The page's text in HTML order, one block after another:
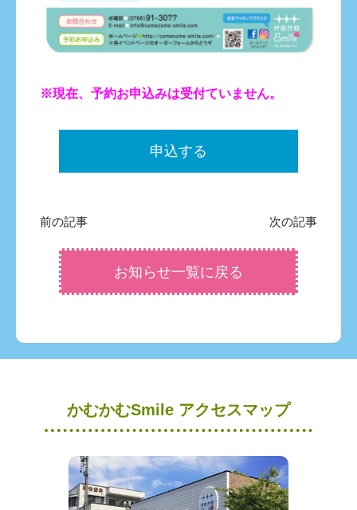
※現在、予約お申込みは受付ていません。
申込する
前の記事 次の記事
お知らせ一覧に戻る
かむかむSmile アクセスマップ